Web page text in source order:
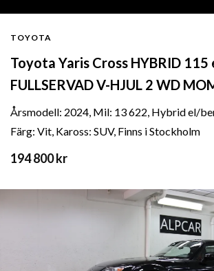
TOYOTA
Toyota Yaris Cross HYBRID 115
FULLSERVAD V-HJUL 2 WD
Årsmodell: 2024, Mil: 13 622, Hybrid el/
Färg: Vit, Kaross: SUV, Finns i Stockholm
194 800 kr